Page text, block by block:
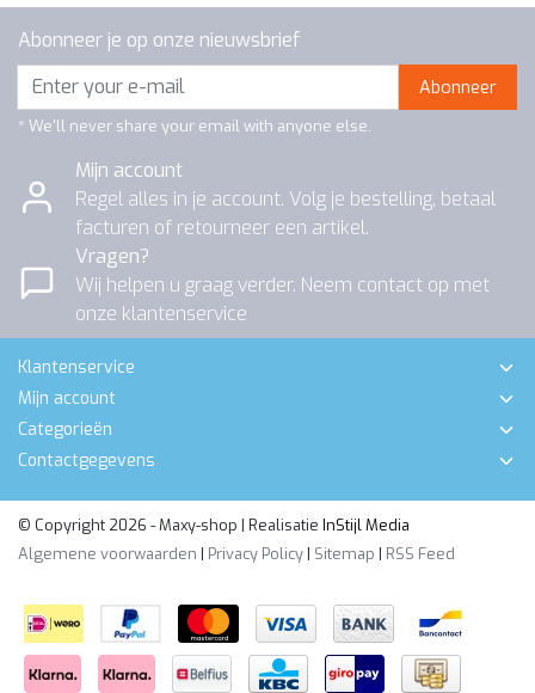
Abonneer je op onze nieuwsbrief
Abonneer
* We'll never share your email with anyone else.
Mijn account
Regel alles in je account. Volg je bestelling, betaal
facturen of retourneer een artikel.
Vragen?
Wij helpen u graag verder. Neem contact op met
onze klantenservice
Klantenservice
Mijn account
Categorieën
Contactgegevens
© Copyright 2026 - Maxy-shop | Realisatie InStijl Media
Algemene voorwaarden
Privacy Policy Sitemap RSS Feed